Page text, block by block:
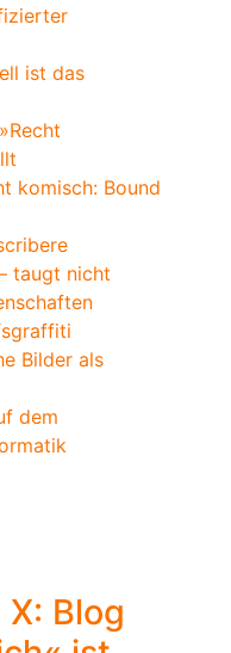
ist das
komisch: Bound
taugt nicht
Bilder als
dem
Blog